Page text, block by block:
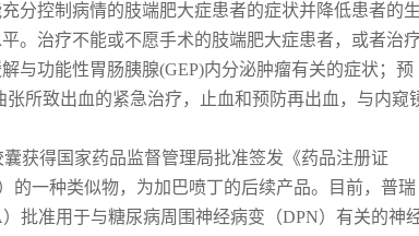
分控制病情的肢端肥大症患者的症状并降低患者的生
。治疗不能或不愿手术的肢端肥大症患者，或者治
与功能性胃肠胰腺(GEP)内分泌肿瘤有关的症状；预
所致出血的紧急治疗，止血和预防再出血，与内窥
获得国家药品监督管理局批准签发《药品注册证
的一种类似物，为加巴喷丁的后续产品。目前，普瑞
批准用于与糖尿病周围神经病变（DPN）有关的神